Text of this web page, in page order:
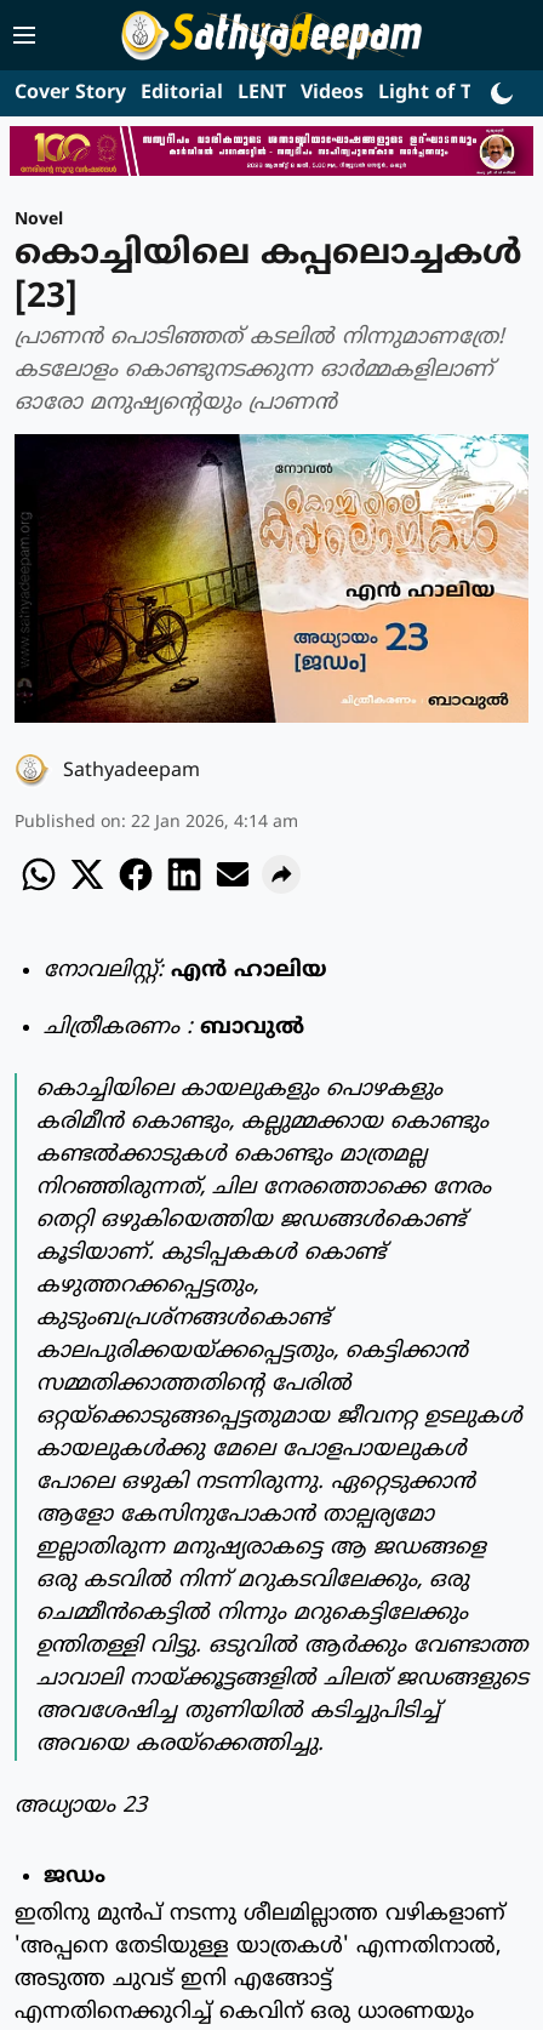
Cover Story Editorial LENT Videos Light of Truth
Novel
കൊച്ചിയിലെ കപ്പലൊച്ചകള്‍
[23]
പ്രാണന്‍ പൊടിഞ്ഞത് കടലില്‍ നിന്നുമാണത്രേ!
കടലോളം കൊണ്ടുനടക്കുന്ന ഓര്‍മ്മകളിലാണ്
ഓരോ മനുഷ്യന്റെയും പ്രാണന്‍
Sathyadeepam
Published on: 22 Jan 2026, 4:14 am
നോവലിസ്റ്റ്: എൻ ഹാലിയ
ചിത്രീകരണം : ബാവുൽ
കൊച്ചിയിലെ കായലുകളും പൊഴകളും
കരിമീന്‍ കൊണ്ടും, കല്ലുമ്മക്കായ കൊണ്ടും
കണ്ടല്‍ക്കാടുകള്‍ കൊണ്ടും മാത്രമല്ല
നിറഞ്ഞിരുന്നത്, ചില നേരത്തൊക്കെ നേരം
തെറ്റി ഒഴുകിയെത്തിയ ജഡങ്ങള്‍കൊണ്ട്
കൂടിയാണ്. കുടിപ്പകകള്‍ കൊണ്ട്
കഴുത്തറക്കപ്പെട്ടതും,
കുടുംബപ്രശ്‌നങ്ങള്‍കൊണ്ട്
കാലപുരിക്കയയ്ക്കപ്പെട്ടതും, കെട്ടിക്കാന്‍
സമ്മതിക്കാത്തതിന്റെ പേരില്‍
ഒറ്റയ്‌ക്കൊടുങ്ങപ്പെട്ടതുമായ ജീവനറ്റ ഉടലുകള്‍
കായലുകള്‍ക്കു മേലെ പോളപായലുകള്‍
പോലെ ഒഴുകി നടന്നിരുന്നു. ഏറ്റെടുക്കാന്‍
ആളോ കേസിനുപോകാന്‍ താല്പര്യമോ
ഇല്ലാതിരുന്ന മനുഷ്യരാകട്ടെ ആ ജഡങ്ങളെ
ഒരു കടവില്‍ നിന്ന് മറുകടവിലേക്കും, ഒരു
ചെമ്മീന്‍കെട്ടില്‍ നിന്നും മറുകെട്ടിലേക്കും
ഉന്തിതള്ളി വിട്ടു. ഒടുവില്‍ ആര്‍ക്കും വേണ്ടാത്ത
ചാവാലി നായ്ക്കൂട്ടങ്ങളില്‍ ചിലത് ജഡങ്ങളുടെ
അവശേഷിച്ച തുണിയില്‍ കടിച്ചുപിടിച്ച്
അവയെ കരയ്‌ക്കെത്തിച്ചു.
അധ്യായം 23
ജഡം
ഇതിനു മുന്‍പ് നടന്നു ശീലമില്ലാത്ത വഴികളാണ്
'അപ്പനെ തേടിയുള്ള യാത്രകള്‍' എന്നതിനാല്‍,
അടുത്ത ചുവട് ഇനി എങ്ങോട്ട്
എന്നതിനെക്കുറിച്ച് കെവിന് ഒരു ധാരണയും